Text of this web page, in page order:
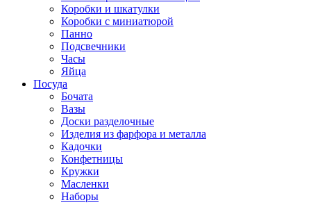
Коробки и шкатулки
Коробки с миниатюрой
Панно
Подсвечники
Часы
Яйца
Посуда
Бочата
Вазы
Доски разделочные
Изделия из фарфора и металла
Кадочки
Конфетницы
Кружки
Масленки
Наборы